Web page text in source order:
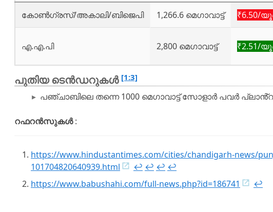
കോൺഗ്രസ്/അകാലി/ബിജെപി 1,266.6 മെഗാവാട്ട് ₹6.50/
എ.എ.പി 2,800 മെഗാവാട്ട് ₹2.51/
പുതിയ ടെൻഡറുകൾ [1:3]
പഞ്ചാബിലെ തന്നെ 1000 മെഗാവാട്ട് സോളാർ പവർ
റഫറൻസുകൾ:
https://www.hindustantimes.com/cities/chandigarh-news/
101704820640939.html
↩︎ ↩︎ ↩︎ ↩︎
https://www.babushahi.com/full-news.php?id=186741
↩︎